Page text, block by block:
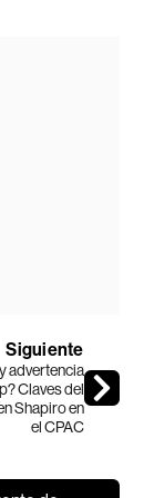
Siguiente
advertencia
Claves del
Shapiro en
el CPAC